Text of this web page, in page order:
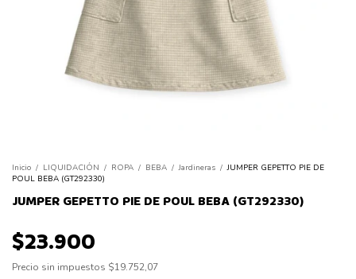
Inicio / LIQUIDACIÓN / ROPA / BEBA / Jardineras / JUMPER GEPETTO PIE DE
POUL BEBA (GT292330)
JUMPER GEPETTO PIE DE POUL BEBA (GT292330)
$23.900
Precio sin impuestos $19.752,07